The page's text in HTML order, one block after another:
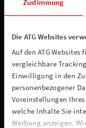
Die ATG Websites
Auf den ATG
vergleichbare
Einwilligung in den
personenbezogener
Voreinstellungen
welche Inhalte Sie
Werbung anzeigen.